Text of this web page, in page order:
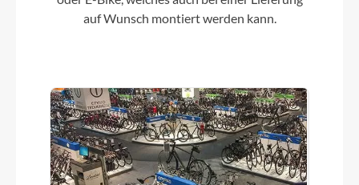
Schalthebel
SHIMANO Altus SL-M2010
auf Wunsch montiert werden kann.